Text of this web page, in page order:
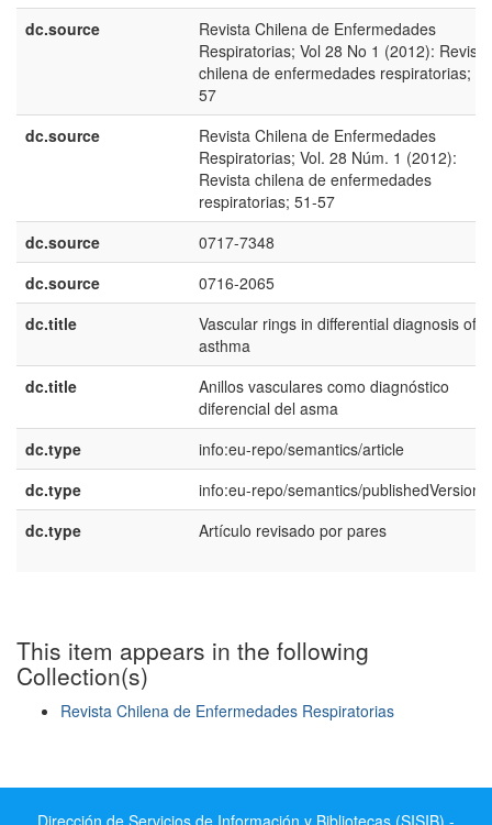
dc.source
Revista Chilena de Enfermedades
Respiratorias; Vol 28 No 1 (2012): Revista
chilena de enfermedades respiratorias;
57
dc.source
Revista Chilena de Enfermedades
Respiratorias; Vol. 28 Núm. 1 (2012):
Revista chilena de enfermedades
respiratorias; 51-57
dc.source
0717-7348
dc.source
0716-2065
dc.title
Vascular rings in differential diagnosis of
asthma
dc.title
Anillos vasculares como diagnóstico
diferencial del asma
dc.type
info:eu-repo/semantics/article
dc.type
info:eu-repo/semantics/publishedVersion
dc.type
Artículo revisado por pares
This item appears in the following
Collection(s)
Revista Chilena de Enfermedades Respiratorias
Dirección de Servicios de Información y Bibliotecas (SISIB) -